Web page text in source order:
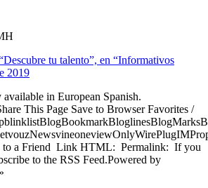
tu talento”, en “Informativos
2019
in European Spanish.
This Page Save to Browser Favorites /
to a Friend Link HTML: Permalink: If you
to the RSS Feed.Powered by